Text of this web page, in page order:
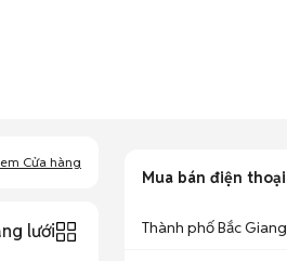
Cửa hàng
lưới
Mua bán điện thoại
Thành phố Bắc Giang